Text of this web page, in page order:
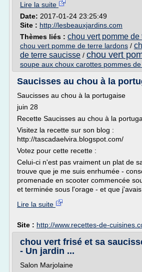
Lire la suite
Date: 2017-01-24 23:25:49
Site : http://lesbeauxjardins.com
Thèmes liés : chou vert pomme de
chou vert pomme de terre lardons /
de terre saucisse / chou vert
soupe aux choux carottes pommes
Saucisses au chou à la
Saucisses au chou à la portugaise
juin 28
Recette Saucisses au chou à la
Visitez la recette sur son blog :
http://tascadaelvira.blogspot.com/
Votez pour cette recette :
Celui-ci n'est pas vraiment un plat de
trouve que je me suis enrhumée -
promenade en scooter commencée
et terminée sous l'orage - et que j'avais
Lire la suite
Site : http://www.recettes-de-
chou vert frisé et sa
- Un jardin ...
Salon Marjolaine